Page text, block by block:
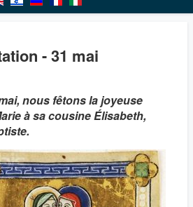
- 31 mai
nous fêtons la joyeuse
à sa cousine Élisabeth,